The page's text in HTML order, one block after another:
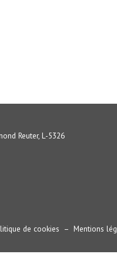
Reuter, L-5326
de cookies – Mentions